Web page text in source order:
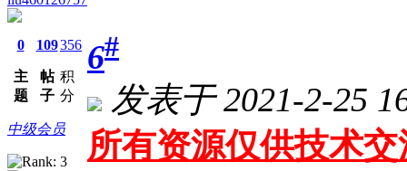
0
主
题
109
帖
子
356
积
分
中级会员
6#
发表于 2021-2-25
所有资源仅供技术